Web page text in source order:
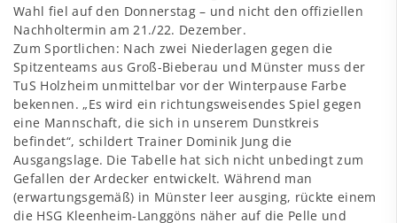
Wahl fiel auf den Donnerstag – und nicht den offiziellen
Nachholtermin am 21./22. Dezember.
Zum Sportlichen: Nach zwei Niederlagen gegen die
Spitzenteams aus Groß-Bieberau und Münster muss der
TuS Holzheim unmittelbar vor der Winterpause Farbe
bekennen. „Es wird ein richtungsweisendes Spiel gegen
eine Mannschaft, die sich in unserem Dunstkreis
befindet“, schildert Trainer Dominik Jung die
Ausgangslage. Die Tabelle hat sich nicht unbedingt zum
Gefallen der Ardecker entwickelt. Während man
(erwartungsgemäß) in Münster leer ausging, rückte einem
die HSG Kleenheim-Langgöns näher auf die Pelle und